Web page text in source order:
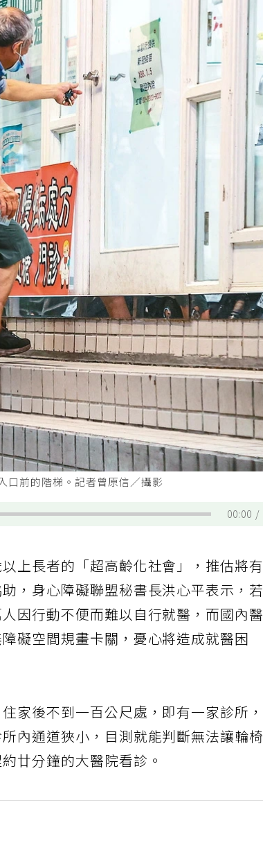
口前的階梯。記者曾原信／攝影
00:00
上長者的「超高齡化社會」，推估將有
，身心障礙聯盟秘書長洪心平表示，若
因行動不便而難以自行就醫，而國內醫
礙空間規畫卡關，憂心將造成就醫困
家後不到一百公尺處，即有一家診所，
內通道狹小，目測就能判斷無法讓輪椅
廿分鐘的大醫院看診。